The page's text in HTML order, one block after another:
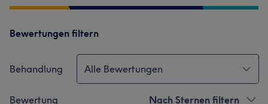
Bewertungen filtern
Behandlung Alle Bewertungen
Bewertung Nach Sternen filtern